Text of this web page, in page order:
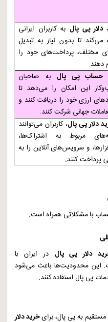
دلار پی پال به کاربران ایرانی
تا بدون نیاز به تبدیل
مختلف، پرداخت‌های خود را
دهند.
حساب پی پال به صاحبان
این امکان را می‌دهد تا
ارزی خود را دریافت کنند و
جهانی شرکت کنند.
دلار پی پال، کاربران می‌توانند
مربوط به اشتراک‌ها،
و سرویس‌های آنلاین را به
پرداخت کنند.
با مشکلاتی همراه است.
دلار پی پال در ایران با
این محدودیت‌ها باعث می‌شود
پی پال استفاده کنند.
مستقیم به پی پال، برایخرید دلار